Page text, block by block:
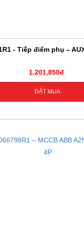
- Tiếp điểm phụ –
1,201,850đ
ĐẶT MUA